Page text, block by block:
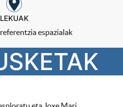
LEKUAK
espazialak